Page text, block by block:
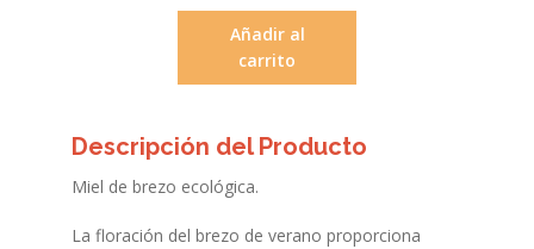
Añadir al
carrito
Descripción del Producto
Miel de brezo ecológica.
La floración del brezo de verano proporciona